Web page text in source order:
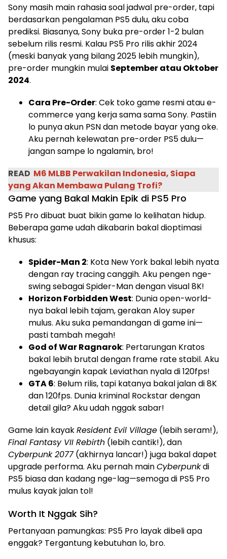
Sony masih main rahasia soal jadwal pre-order, tapi
berdasarkan pengalaman PS5 dulu, aku coba
prediksi. Biasanya, Sony buka pre-order 1-2 bulan
sebelum rilis resmi. Kalau PS5 Pro rilis akhir 2024
(meski banyak yang bilang 2025 lebih mungkin),
pre-order mungkin mulai September atau Oktober
2024.
Cara Pre-Order: Cek toko game resmi atau e-
commerce yang kerja sama sama Sony. Pastiin
lo punya akun PSN dan metode bayar yang oke.
Aku pernah kelewatan pre-order PS5 dulu—
jangan sampe lo ngalamin, bro!
READ M6 MLBB Perwakilan Indonesia, Siapa
yang Akan Membawa Pulang Trofi?
Game yang Bakal Makin Epik di PS5 Pro
PS5 Pro dibuat buat bikin game lo kelihatan hidup.
Beberapa game udah dikabarin bakal dioptimasi
khusus:
Spider-Man 2: Kota New York bakal lebih nyata
dengan ray tracing canggih. Aku pengen nge-
swing sebagai Spider-Man dengan visual 8K!
Horizon Forbidden West: Dunia open-world-
nya bakal lebih tajam, gerakan Aloy super
mulus. Aku suka pemandangan di game ini—
pasti tambah megah!
God of War Ragnarok: Pertarungan Kratos
bakal lebih brutal dengan frame rate stabil. Aku
ngebayangin kapak Leviathan nyala di 120fps!
GTA 6: Belum rilis, tapi katanya bakal jalan di 8K
dan 120fps. Dunia kriminal Rockstar dengan
detail gila? Aku udah nggak sabar!
Game lain kayakResident Evil Village (lebih seram!),
Final Fantasy VII Rebirth (lebih cantik!), dan
Cyberpunk 2077(akhirnya lancar!) juga bakal dapet
upgrade performa. Aku pernah mainCyberpunkdi
PS5 biasa dan kadang nge-lag—semoga di PS5 Pro
mulus kayak jalan tol!
Worth It Nggak Sih?
Pertanyaan pamungkas: PS5 Pro layak dibeli apa
enggak? Tergantung kebutuhan lo, bro.